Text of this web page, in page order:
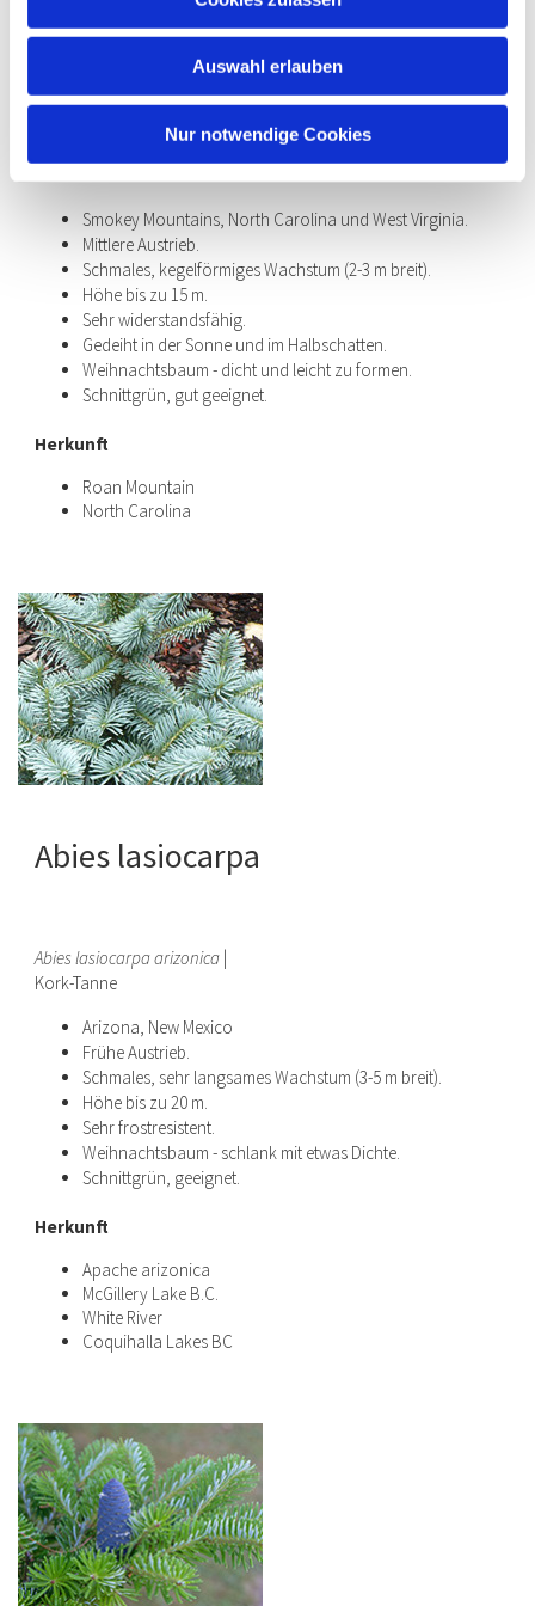
Auswahl erlauben
Nur notwendige Cookies
Abies fraserii
Smokey Mountains, North Carolina und West Virginia.
Mittlere Austrieb.
Schmales, kegelförmiges Wachstum (2-3 m breit).
Höhe bis zu 15 m.
Sehr widerstandsfähig.
Gedeiht in der Sonne und im Halbschatten.
Weihnachtsbaum - dicht und leicht zu formen.
Schnittgrün, gut geeignet.
Herkunft
Roan Mountain
North Carolina
Abies lasiocarpa
Abies lasiocarpa arizonica |
Kork-Tanne
Arizona, New Mexico
Frühe Austrieb.
Schmales, sehr langsames Wachstum (3-5 m breit).
Höhe bis zu 20 m.
Sehr frostresistent.
Weihnachtsbaum - schlank mit etwas Dichte.
Schnittgrün, geeignet.
Herkunft
Apache arizonica
McGillery Lake B.C.
White River
Coquihalla Lakes BC